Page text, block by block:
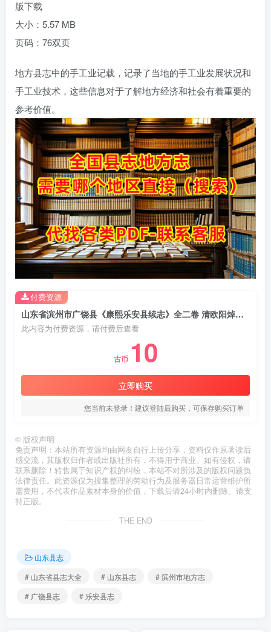
版下载
大小：5.57 MB
页码：76双页
地方县志中的手工业记载，记录了当地的手工业发展状况和
手工业技术，这些信息对于了解地方经济和社会有着重要的
参考价值。
山东省滨州市广饶县《康熙乐安县续志》全二卷 清欧阳焯修 李含章纂PDF电子版地方志下载
此内容为付费资源，请付费后查看
古币 10
立即购买
您当前未登录！建议登陆后购买，可保存购买订单
付费资源
© 版权声明
免责声明：本站所有资源均由网友自行上传分享，资料仅作原著读后
感交流，其版权归作者或出版社所有，不得用于商业。如有侵权，请
联系删除！转售属于知识产权的纠纷，本站不对所涉及的版权问题负
法律责任。此资源仅为搜集整理的劳动行为及服务器日常运营维护所
需费用，不代表作品素材本身的价值，下载后请24小时内删除。请支
持正版。
THE END
山东县志
# 山东省县志大全
# 山东县志
# 滨州市地方志
# 广饶县志
# 乐安县志